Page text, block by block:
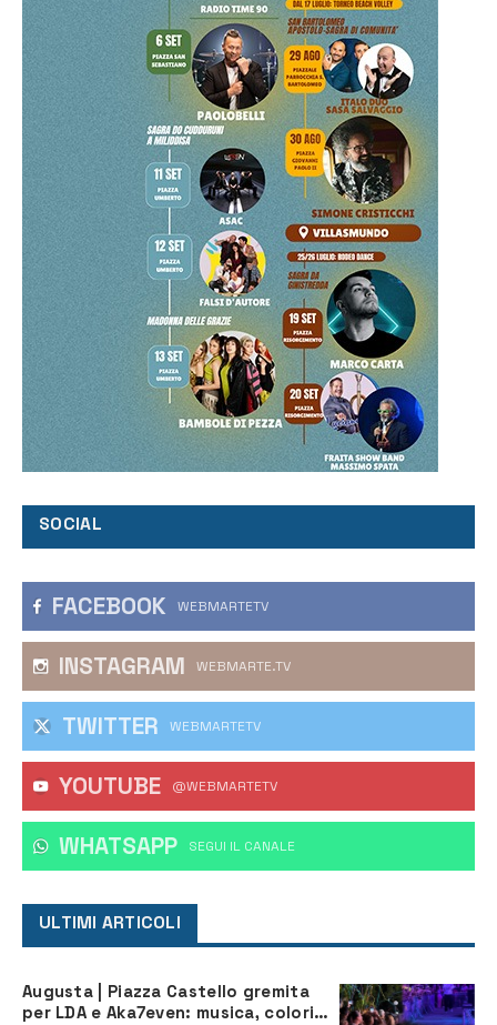
SOCIAL
FACEBOOK WEBMARTETV
INSTAGRAM WEBMARTE.TV
TWITTER WEBMARTETV
YOUTUBE @WEBMARTETV
WHATSAPP ‎SEGUI IL CANALE
ULTIMI ARTICOLI
Augusta | Piazza Castello gremita
per LDA e Aka7even: musica, colori